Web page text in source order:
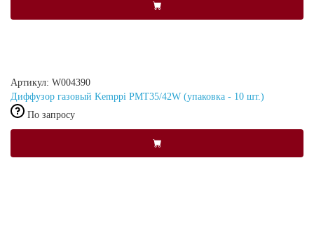
Артикул: W004390
Диффузор газовый Kemppi PMT35/42W (упаковка - 10 шт.)
По запросу